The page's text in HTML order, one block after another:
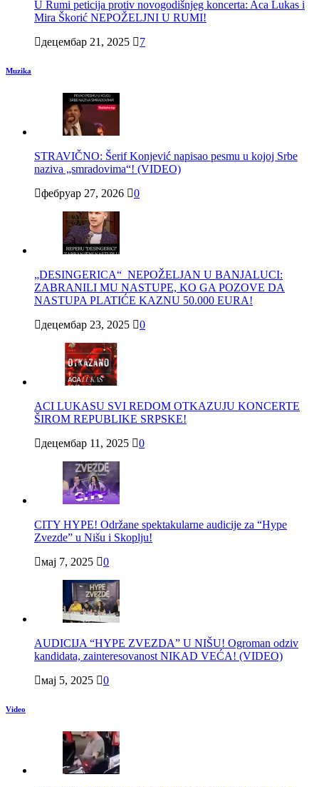
U Rumi peticija protiv novogodišnjeg koncerta: Aca Lukas i
Mira Škorić NEPOŽELJNI U RUMI!
децембар 21, 2025
7
Muzika
STRAVIČNO: Šerif Konjević napisao pesmu u kojoj Srbe
naziva „smradovima“! (VIDEO)
фебруар 27, 2026
0
„DESINGERICA“ NEPOŽELJAN U BANJALUCI:
ZABRANILI MU NASTUPE, KO GA POZOVE DA
NASTUPA PLATIĆE KAZNU 50.000 EURA!
децембар 23, 2025
0
ACI LUKASU SVI REDOM OTKAZUJU KONCERTE
ŠIROM REPUBLIKE SRPSKE!
децембар 11, 2025
0
CITY HYPE! Održane spektakularne audicije za “Hype
Zvezde” u Nišu i Skoplju!
мај 7, 2025
0
AUDICIJA “HYPE ZVEZDA” U NIŠU! Ogroman odziv
kandidata, zainteresovanost NIKAD VEĆA! (VIDEO)
мај 5, 2025
0
Video